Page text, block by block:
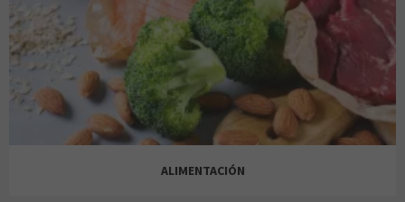
SINGULARU
CASA DEL LIBRO
ALIMENTACIÓN